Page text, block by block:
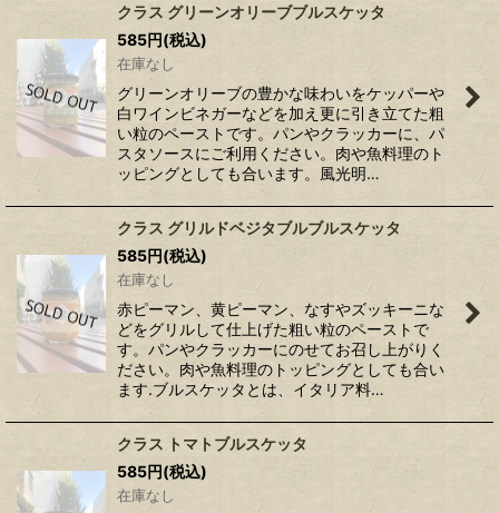
クラス グリーンオリーブブルスケッタ
585円(税込)
在庫なし
グリーンオリーブの豊かな味わいをケッパーや
白ワインビネガーなどを加え更に引き立てた粗
い粒のペーストです。パンやクラッカーに、パ
スタソースにご利用ください。肉や魚料理のト
ッピングとしても合います。風光明…
クラス グリルドベジタブルブルスケッタ
585円(税込)
在庫なし
赤ピーマン、黄ピーマン、なすやズッキーニな
どをグリルして仕上げた粗い粒のペーストで
す。パンやクラッカーにのせてお召し上がりく
ださい。肉や魚料理のトッピングとしても合い
ます.ブルスケッタとは、イタリア料…
クラス トマトブルスケッタ
585円(税込)
在庫なし